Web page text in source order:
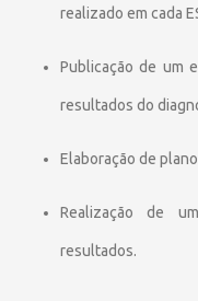
realizado em cada
Publicação de um
resultados do
Elaboração de
Realização de
resultados.